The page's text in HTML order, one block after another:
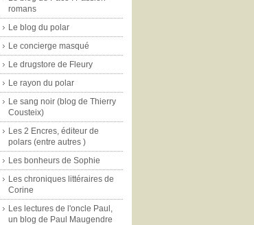
romans
Le blog du polar
Le concierge masqué
Le drugstore de Fleury
Le rayon du polar
Le sang noir (blog de Thierry
Cousteix)
Les 2 Encres, éditeur de
polars (entre autres )
Les bonheurs de Sophie
Les chroniques littéraires de
Corine
Les lectures de l'oncle Paul,
un blog de Paul Maugendre